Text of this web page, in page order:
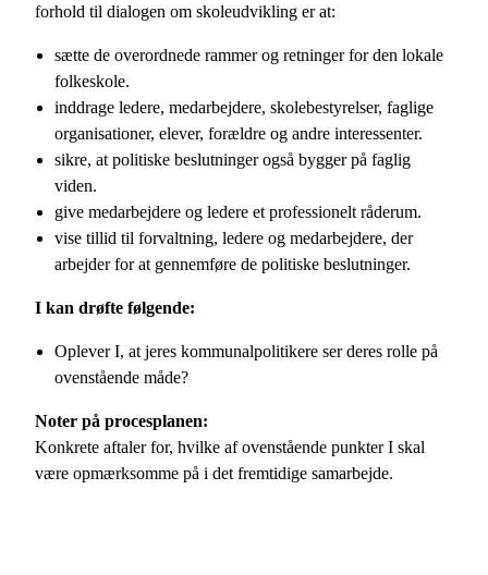
forhold til dialogen om skoleudvikling er at:
sætte de overordnede rammer og retninger for den lokale
folkeskole.
inddrage ledere, medarbejdere, skolebestyrelser, faglige
organisationer, elever, forældre og andre interessenter.
sikre, at politiske beslutninger også bygger på faglig
viden.
give medarbejdere og ledere et professionelt råderum.
vise tillid til forvaltning, ledere og medarbejdere, der
arbejder for at gennemføre de politiske beslutninger.
I kan drøfte følgende:
Oplever I, at jeres kommunalpolitikere ser deres rolle på
ovenstående måde?
Noter på procesplanen:
Konkrete aftaler for, hvilke af ovenstående punkter I skal
være opmærksomme på i det fremtidige samarbejde.